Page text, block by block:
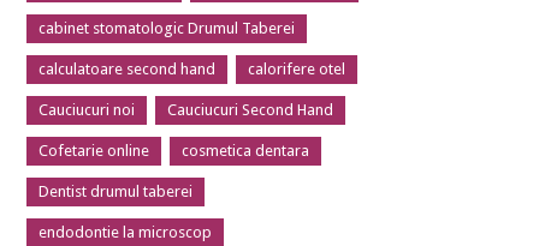
cabinet stomatologic Drumul Taberei
calculatoare second hand calorifere otel
Cauciucuri noi Cauciucuri Second Hand
Cofetarie online cosmetica dentara
Dentist drumul taberei
endodontie la microscop